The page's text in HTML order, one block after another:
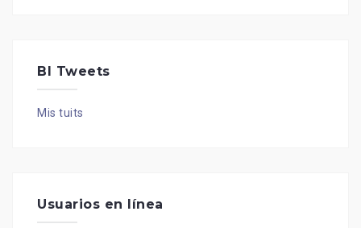
BI Tweets
Mis tuits
Usuarios en línea